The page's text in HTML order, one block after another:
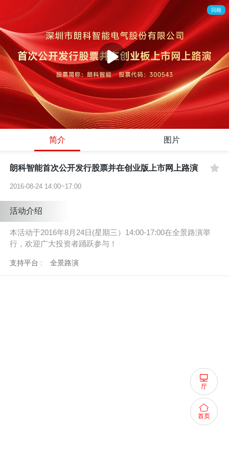
回顾
简介 图片
朗科智能首次公开发行股票并在创业版上市网上路演
2016-08-24 14:00~17:00
活动介绍
本活动于2016年8月24日(星期三）14:00-17:00在全景路演举
行，欢迎广大投资者踊跃参与！
支持平台 : 全景路演
厅
首页